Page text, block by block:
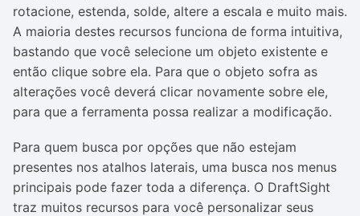
rotacione, estenda, solde, altere a escala e muito mais.
A maioria destes recursos funciona de forma intuitiva,
bastando que você selecione um objeto existente e
então clique sobre ela. Para que o objeto sofra as
alterações você deverá clicar novamente sobre ele,
para que a ferramenta possa realizar a modificação.
Para quem busca por opções que não estejam
presentes nos atalhos laterais, uma busca nos menus
principais pode fazer toda a diferença. O DraftSight
traz muitos recursos para você personalizar seus